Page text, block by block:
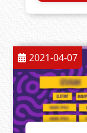
2021-04-07